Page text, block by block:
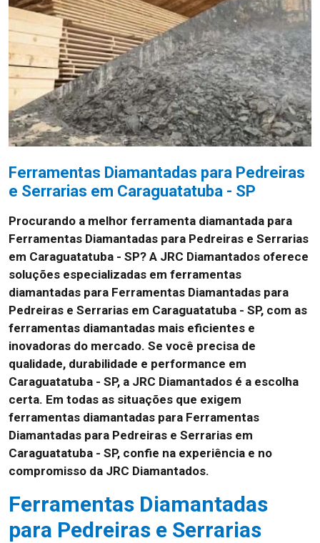
Ferramentas Diamantadas para Pedreiras
e Serrarias em Caraguatatuba - SP
Procurando a melhor ferramenta diamantada para
Ferramentas Diamantadas para Pedreiras e Serrarias
em Caraguatatuba - SP? A JRC Diamantados oferece
soluções especializadas em ferramentas
diamantadas para Ferramentas Diamantadas para
Pedreiras e Serrarias em Caraguatatuba - SP, com as
ferramentas diamantadas mais eficientes e
inovadoras do mercado. Se você precisa de
qualidade, durabilidade e performance em
Caraguatatuba - SP, a JRC Diamantados é a escolha
certa. Em todas as situações que exigem
ferramentas diamantadas para Ferramentas
Diamantadas para Pedreiras e Serrarias em
Caraguatatuba - SP, confie na experiência e no
compromisso da JRC Diamantados.
Ferramentas Diamantadas
para Pedreiras e Serrarias